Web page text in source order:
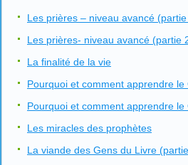
Les prières – niveau avancé
Les prières- niveau avancé (partie
La finalité de la vie
Pourquoi et comment apprendre
Pourquoi et comment apprendre
Les miracles des prophètes
La viande des Gens du Livre